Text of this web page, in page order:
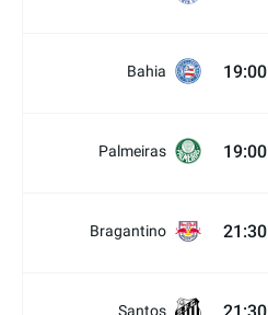
Bahia 19:00
Palmeiras 19:00
Bragantino 21:30
Santos